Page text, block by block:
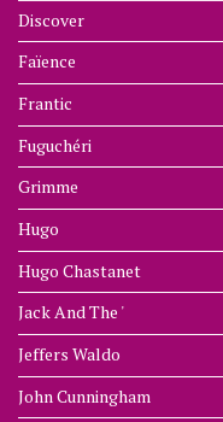
Discover
Faïence
Frantic
Fuguchéri
Grimme
Hugo
Hugo Chastanet
Jack And The '
Jeffers Waldo
John Cunningham